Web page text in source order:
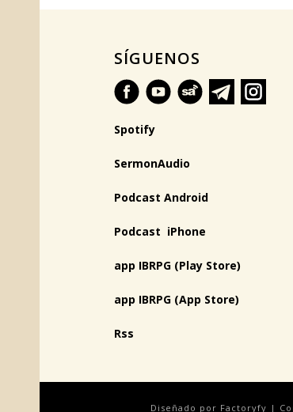
SÍGUENOS
Spotify
SermonAudio
Podcast Android
Podcast iPhone
app IBRPG (Play Store)
app IBRPG (App Store)
Rss
Diseñado por Factoryfy |